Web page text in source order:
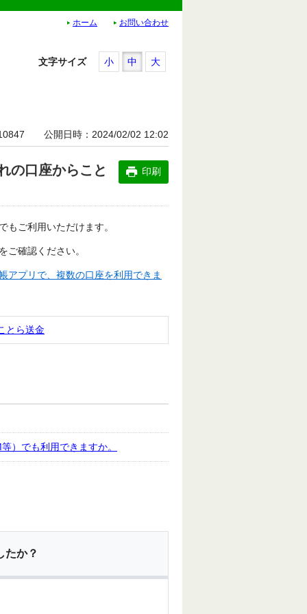
ホーム お問い合わせ
文字サイズ 小 中 大
公開日時 2024/02/02 12:02
の口座からこと 印刷
もご利用いただけます。
ご確認ください。
アプリで、複数の口座を利用できま
とら送金
）でも利用できますか。
たか？